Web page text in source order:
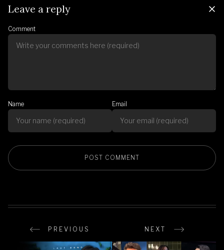
Leave a reply
Comment
Name Email
PREVIOUS NEXT